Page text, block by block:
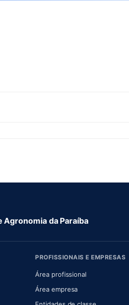
Agronomia da Paraíba
PROFISSIONAIS E EMPRESAS
Área profissional
Área empresa